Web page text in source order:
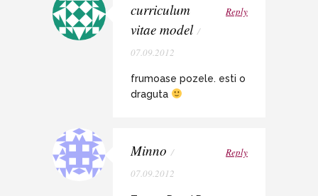
curriculum
vitae model /
07.09.2012
Reply
frumoase pozele. esti o
draguta
Minno /
07.09.2012
Reply